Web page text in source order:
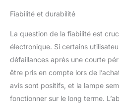
de
Fiabilité et durabilité
La question de la fiabilité est
électronique. Si certains
défaillances après une courte
être pris en compte lors de
avis sont positifs, et la lampe
fonctionner sur le long terme.